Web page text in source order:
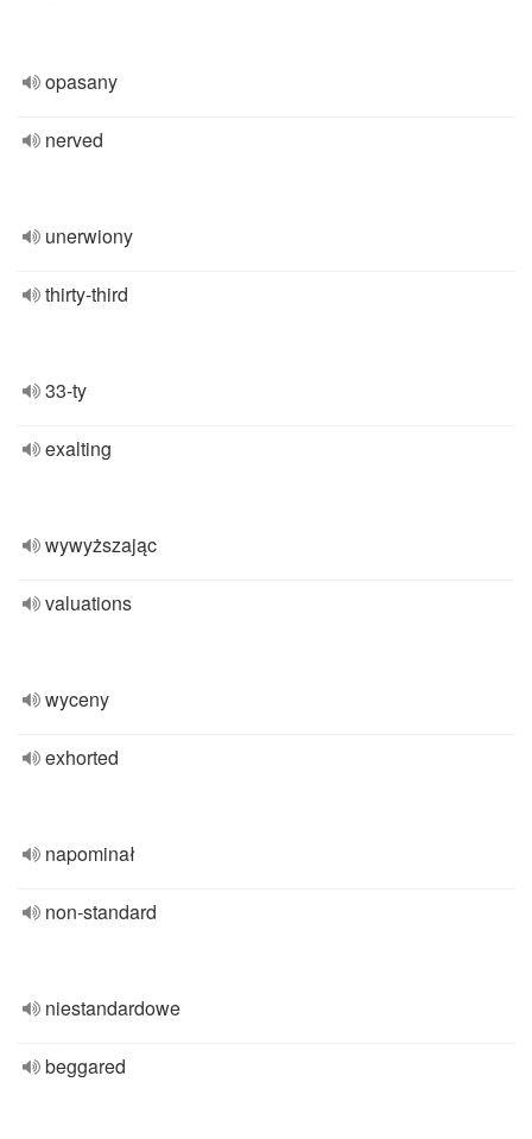
opasany
nerved
unerwiony
thirty-third
33-ty
exalting
wywyższając
valuations
wyceny
exhorted
napominał
non-standard
niestandardowe
beggared